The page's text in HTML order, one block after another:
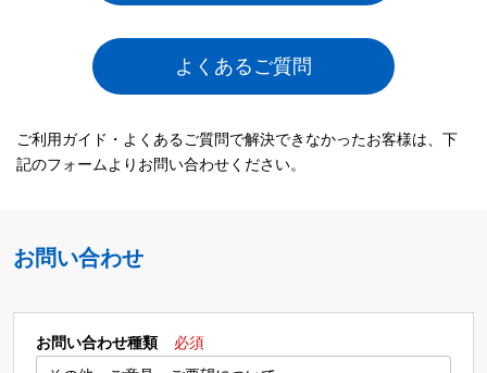
よくあるご質問
ご利用ガイド・よくあるご質問で解決できなかったお客様は、下
記のフォームよりお問い合わせください。
お問い合わせ
お問い合わせ種類 必須